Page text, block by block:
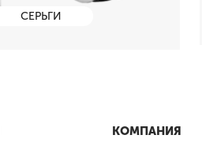
СЕРЬГИ
КОМПАНИЯ